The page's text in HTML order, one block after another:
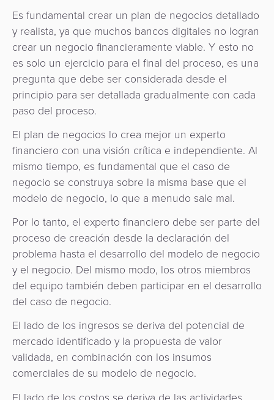
Es fundamental crear un plan de negocios detallado
y realista, ya que muchos bancos digitales no logran
crear un negocio financieramente viable. Y esto no
es solo un ejercicio para el final del proceso, es una
pregunta que debe ser considerada desde el
principio para ser detallada gradualmente con cada
paso del proceso.
El plan de negocios lo crea mejor un experto
financiero con una visión crítica e independiente. Al
mismo tiempo, es fundamental que el caso de
negocio se construya sobre la misma base que el
modelo de negocio, lo que a menudo sale mal.
Por lo tanto, el experto financiero debe ser parte del
proceso de creación desde la declaración del
problema hasta el desarrollo del modelo de negocio
y el negocio. Del mismo modo, los otros miembros
del equipo también deben participar en el desarrollo
del caso de negocio.
El lado de los ingresos se deriva del potencial de
mercado identificado y la propuesta de valor
validada, en combinación con los insumos
comerciales de su modelo de negocio.